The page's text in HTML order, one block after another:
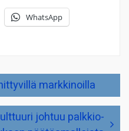
WhatsApp
markkinoilla
johtuu palkkio-